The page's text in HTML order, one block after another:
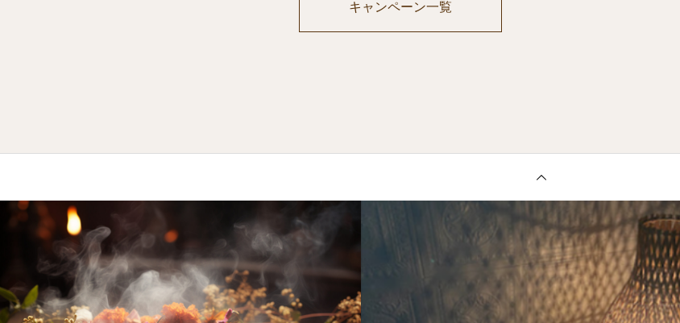
キャンペーン一覧